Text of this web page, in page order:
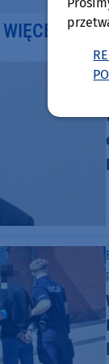
WIĘCEJ